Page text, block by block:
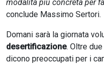
modalità più concreta per
conclude Massimo Sertori.
Domani sarà la giornata
desertificazione. Oltre
dicono preoccupati per i